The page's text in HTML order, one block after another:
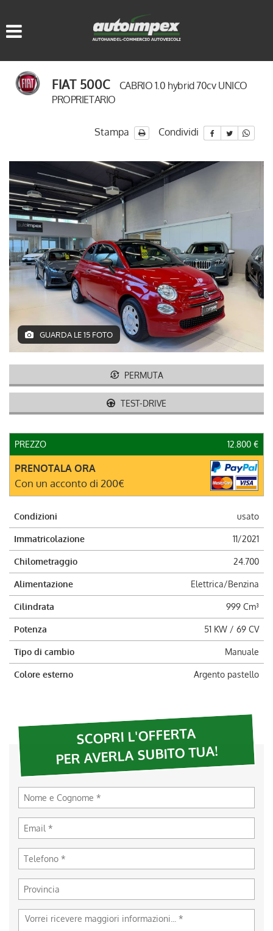
ACQUISTIAMO USATO
CONTATTI
LINGUA:
ITALIANO
DEUTSCH
DEUTSCH
FIAT 500C
CABRIO 1.0 hybrid 70cv UNICO
PROPRIETARIO
Stampa Condividi
GUARDA LE 15 FOTO
PERMUTA
TEST-DRIVE
PREZZO 12.800 €
PRENOTALA ORA
Con un acconto di 200€
Condizioni usato
Immatricolazione 11/2021
Chilometraggio 24.700
Alimentazione Elettrica/Benzina
Cilindrata 999 Cm³
Potenza 51 KW / 69 CV
Tipo di cambio Manuale
Colore esterno Argento pastello
SCOPRI L'OFFERTA
PER AVERLA SUBITO TUA!